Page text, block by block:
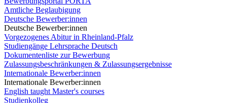
Amtliche Beglaubigung
Deutsche Bewerber:innen
Deutsche Bewerber:innen
Vorgezogenes Abitur in Rheinland-Pfalz
Studiengänge Lehrsprache Deutsch
Dokumentenliste zur Bewerbung
Zulassungsbeschränkungen & Zulassungsergebnisse
Internationale Bewerber:innen
Internationale Bewerber:innen
English taught Master's courses
Studienkolleg